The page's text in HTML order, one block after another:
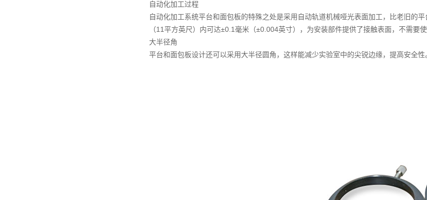
自动化加工过程
自动化加工系统平台和面包板的特殊之处是采用自动轨道机械哑光表面加工，比老旧的
（11平方英尺）内可达±0.1毫米（±0.004英寸），为安装部件提供了接触表面，不需要
大半径角
平台和面包板设计还可以采用大半径圆角，这样能减少实验室中的尖锐边缘，提高安全性